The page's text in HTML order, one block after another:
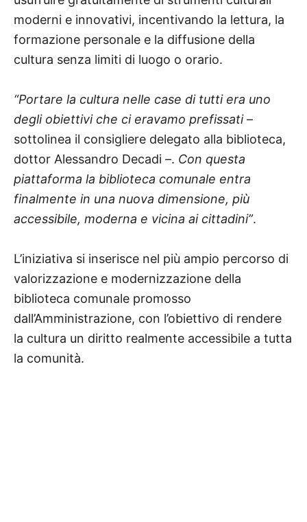
moderni e innovativi, incentivando la lettura, la
formazione personale e la diffusione della
cultura senza limiti di luogo o orario.
“Portare la cultura nelle case di tutti era uno
degli obiettivi che ci eravamo prefissati–
sottolinea il consigliere delegato alla biblioteca,
dottor Alessandro Decadi –. Con questa
piattaforma la biblioteca comunale entra
finalmente in una nuova dimensione, più
accessibile, moderna e vicina ai cittadini”.
L’iniziativa si inserisce nel più ampio percorso di
valorizzazione e modernizzazione della
biblioteca comunale promosso
dall’Amministrazione, con l’obiettivo di rendere
la cultura un diritto realmente accessibile a tutta
la comunità.